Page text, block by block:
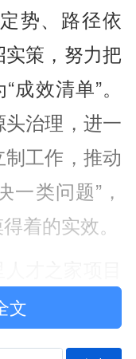
势、路径依
策，努力把
成效清单”。
治理，进一
工作，推动
一类问题”，
着的实效。
才之家项目
项目建设进
念，倒排工
文